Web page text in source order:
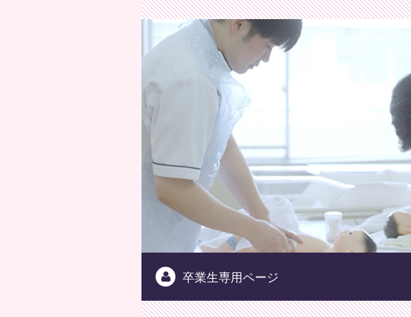
卒業生専用ページ